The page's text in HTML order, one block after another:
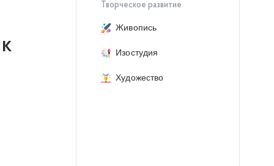
Творческое развитие
Живопись
Изостудия
Художество